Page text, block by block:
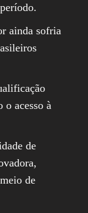
ainda sofria
acesso à
de
de